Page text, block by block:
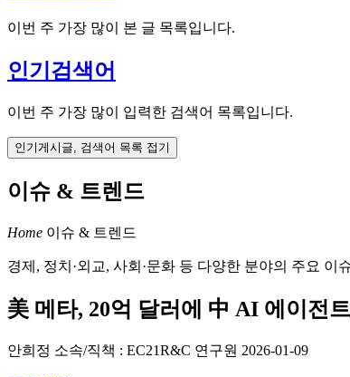
이번 주 가장 많이 본 글 목록입니다.
인기검색어
이번 주 가장 많이 입력한 검색어 목록입니다.
인기게시글, 검색어 목록 접기
이슈 & 트렌드
Home 이슈 & 트렌드
경제, 정치·외교, 사회·문화 등 다양한 분야의 주요 이
美 메타, 20억 달러에 中 AI 에이전
안희정 소속/직책 : EC21R&C 연구원 2026-01-09